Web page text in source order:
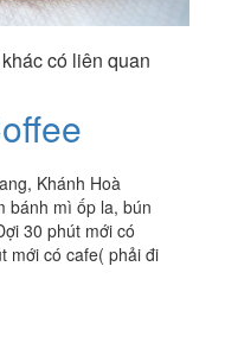
có liên quan
Khánh Hoà
bánh mì ốp la, bún
30 phút mới có
mới có cafe( phải đi